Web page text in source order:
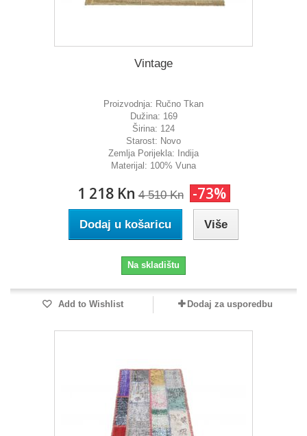
Vintage
Proizvodnja: Ručno Tkan
Dužina: 169
Širina: 124
Starost: Novo
Zemlja Porijekla:
Indija
Materijal: 100% Vuna
1 218 Kn 4 510 Kn -73%
Dodaj u košaricu Više
Na skladištu
Add to Wishlist Dodaj za usporedbu